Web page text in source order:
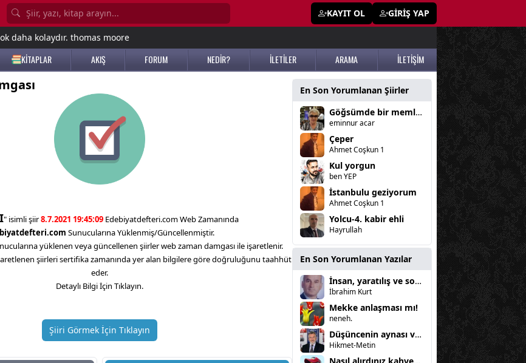
KAYIT OL GİRİŞ YAP
daha kolaydır. thomas moore
KİTAPLAR AKIŞ FORUM NEDİR? İLETİLER ARAMA İLETİŞİM
" isimli şiir8.7.2021 19:45:09 Edebiyatdefteri.com Web Zamanında
Sunucularına Yüklenmiş/Güncellenmiştir.
yüklenen veya güncellenen şiirler web zaman damgası ile işaretlenir.
şiirleri sertifika zamanında yer alan bilgilere göre doğruluğunu taahhüt
eder.
Detaylı Bilgi İçin Tıklayın.
Şiiri Görmek İçin Tıklayın
En Son Yorumlanan Şiirler
Göğsümde bir memleket yanıyor
eminnur acar
Çeper
Ahmet Coşkun 1
Kul yorgun
ben YEP
İstanbulu geziyorum
Ahmet Coşkun 1
Yolcu-4. kabir ehli
Hayrullah
En Son Yorumlanan Yazılar
İnsan, yaratılış ve sorumluluk
İbrahim Kurt
Mekke anlaşması mı!
neneh.
Düşüncenin aynası ve kadın
Hikmet-Metin